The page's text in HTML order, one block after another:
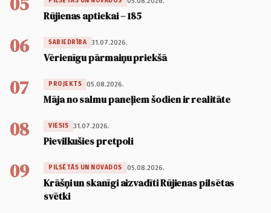
Rūjienas aptiekai – 185
06 SABIEDRĪBA 31.07.2026.
Vērienīgu pārmaiņu priekšā
07 PROJEKTS 05.08.2026.
Māja no salmu paneļiem šodien ir realitāte
08 VIESIS 31.07.2026.
Pievilkušies pretpoli
09 PILSĒTĀS UN NOVADOS 05.08.2026.
Krāšņi un skanīgi aizvadīti Rūjienas pilsētas
svētki